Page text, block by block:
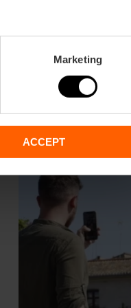
Marketing
ACCEPT
damit du